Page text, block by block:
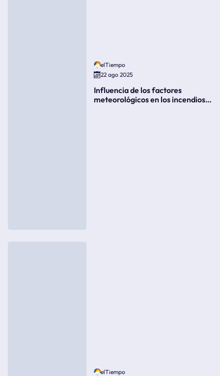
elTiempo
22 ago 2025
Influencia de los factores
meteorológicos en los incendios
elTiempo